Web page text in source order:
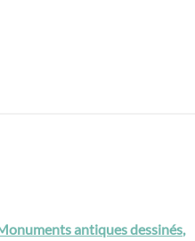
antiques dessinés,